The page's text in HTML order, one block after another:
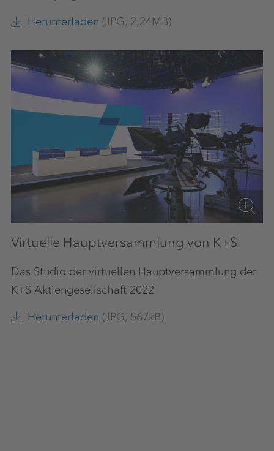
Herunterladen (JPG, 2,24MB)
Virtuelle Hauptversammlung von K+S
Das Studio der virtuellen Hauptversammlung der
K+S Aktiengesellschaft 2022
Herunterladen (JPG, 567kB)